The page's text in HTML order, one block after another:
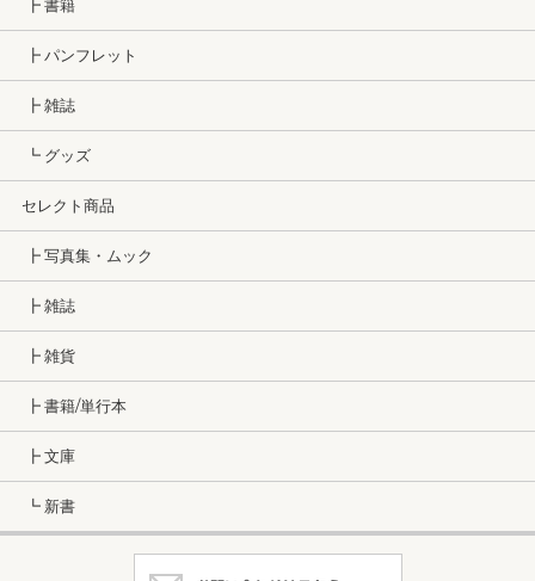
┣ 書籍
┣ パンフレット
┣ 雑誌
┗ グッズ
セレクト商品
┣ 写真集・ムック
┣ 雑誌
┣ 雑貨
┣ 書籍/単行本
┣ 文庫
┗ 新書